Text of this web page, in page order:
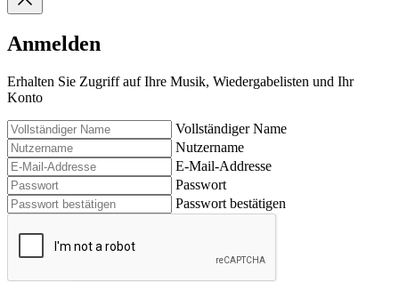
Anmelden
Erhalten Sie Zugriff auf Ihre Musik, Wiedergabelisten und Ihr
Konto
Vollständiger Name
Nutzername
E-Mail-Addresse
Passwort
Passwort bestätigen